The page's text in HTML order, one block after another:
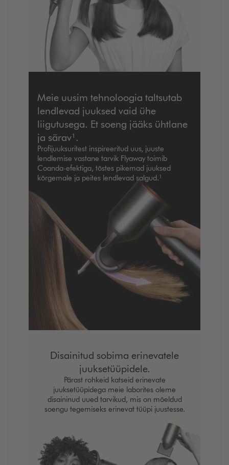
Meie uusim tehnoloogia taltsutab
lendlevad juuksed vaid ühe
liigutusega. Et soeng jääks ühtlane
ja särav¹.
Profijuuksuritest inspireeritud uus, juuste
lendlemise vastane tarvik Flyaway toimib
Coanda-efektiga, tõstes pikemad juuksed
kõrgemale ja peites lendlevad salgud.¹
Disainitud sobima erinevatele
juuksetüüpidele.
Pärast rohkeid katseid erinevate
juuksetüüpidega meie laborites oleme
disaininud uued tarvikud, mis on mõeldud
soengu tegemiseks erinevat tüüpi juustesse.